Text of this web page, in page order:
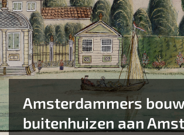
Amsterdammers
buitenhuizen aan